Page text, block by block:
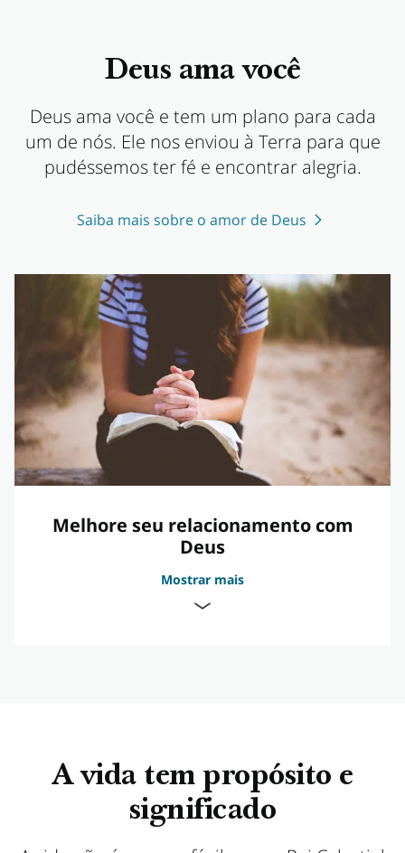
Deus ama você
Deus ama você e tem um plano para cada
um de nós. Ele nos enviou à Terra para que
pudéssemos ter fé e encontrar alegria.
Saiba mais sobre o amor de Deus
Melhore seu relacionamento com
Deus
Mostrar mais
Deus está sempre pronto para ajudá-lo
A vida tem propósito e
significado